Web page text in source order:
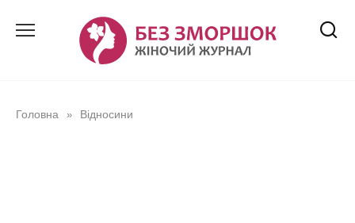
Головна » Відносини